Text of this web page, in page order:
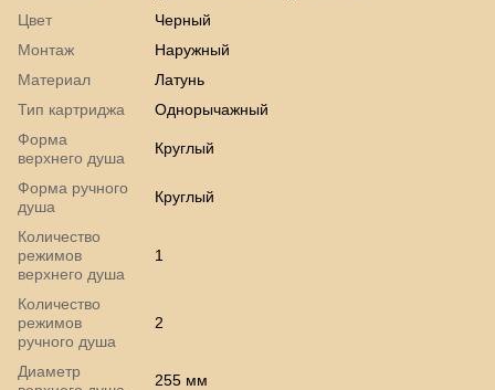
Цвет
Черный
Монтаж
Наружный
Материал
Латунь
Тип картриджа
Однорычажный
Форма
верхнего душа
Круглый
Форма ручного
душа
Круглый
Количество
режимов
верхнего душа
1
Количество
режимов
ручного душа
2
Диаметр
255 мм